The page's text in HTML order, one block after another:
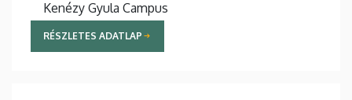
Kenézy Gyula Campus
RÉSZLETES ADATLAP